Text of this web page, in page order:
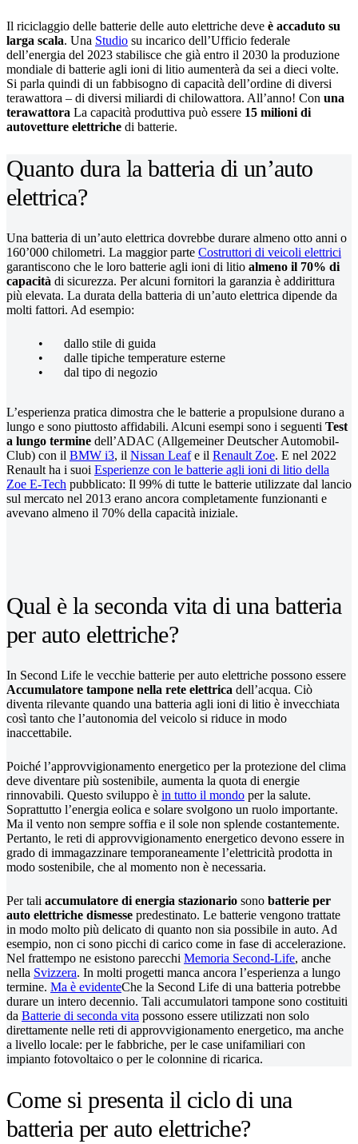
Il riciclaggio delle batterie delle auto elettriche deve è accaduto su
larga scala. Una Studio su incarico dell’Ufficio federale
dell’energia del 2023 stabilisce che già entro il 2030 la produzione
mondiale di batterie agli ioni di litio aumenterà da sei a dieci volte.
Si parla quindi di un fabbisogno di capacità dell’ordine di diversi
terawattora – di diversi miliardi di chilowattora. All’anno! Con una
terawattora La capacità produttiva può essere 15 milioni di
autovetture elettriche di batterie.
Quanto dura la batteria di un’auto
elettrica?
Una batteria di un’auto elettrica dovrebbe durare almeno otto anni o
160’000 chilometri. La maggior parte Costruttori di veicoli elettrici
garantiscono che le loro batterie agli ioni di litio almeno il 70% di
capacità di sicurezza. Per alcuni fornitori la garanzia è addirittura
più elevata. La durata della batteria di un’auto elettrica dipende da
molti fattori. Ad esempio:
dallo stile di guida
dalle tipiche temperature esterne
dal tipo di negozio
L’esperienza pratica dimostra che le batterie a propulsione durano a
lungo e sono piuttosto affidabili. Alcuni esempi sono i seguenti Test
a lungo termine dell’ADAC (Allgemeiner Deutscher Automobil-
Club) con il BMW i3, il Nissan Leafe il Renault Zoe. E nel 2022
Renault ha i suoi Esperienze con le batterie agli ioni di litio della
Zoe E-Tech pubblicato: Il 99% di tutte le batterie utilizzate dal lancio
sul mercato nel 2013 erano ancora completamente funzionanti e
avevano almeno il 70% della capacità iniziale.
Qual è la seconda vita di una batteria
per auto elettriche?
In Second Life le vecchie batterie per auto elettriche possono essere
Accumulatore tampone nella rete elettrica dell’acqua. Ciò
diventa rilevante quando una batteria agli ioni di litio è invecchiata
così tanto che l’autonomia del veicolo si riduce in modo
inaccettabile.
Poiché l’approvvigionamento energetico per la protezione del clima
deve diventare più sostenibile, aumenta la quota di energie
rinnovabili. Questo sviluppo è in tutto il mondo per la salute.
Soprattutto l’energia eolica e solare svolgono un ruolo importante.
Ma il vento non sempre soffia e il sole non splende costantemente.
Pertanto, le reti di approvvigionamento energetico devono essere in
grado di immagazzinare temporaneamente l’elettricità prodotta in
modo sostenibile, che al momento non è necessaria.
Per tali accumulatore di energia stazionario sono batterie per
auto elettriche dismesse predestinato. Le batterie vengono trattate
in modo molto più delicato di quanto non sia possibile in auto. Ad
esempio, non ci sono picchi di carico come in fase di accelerazione.
Nel frattempo ne esistono parecchi Memoria Second-Life, anche
nella Svizzera. In molti progetti manca ancora l’esperienza a lungo
termine. Ma è evidenteChe la Second Life di una batteria potrebbe
durare un intero decennio. Tali accumulatori tampone sono costituiti
da Batterie di seconda vita possono essere utilizzati non solo
direttamente nelle reti di approvvigionamento energetico, ma anche
a livello locale: per le fabbriche, per le case unifamiliari con
impianto fotovoltaico o per le colonnine di ricarica.
Come si presenta il ciclo di una
batteria per auto elettriche?